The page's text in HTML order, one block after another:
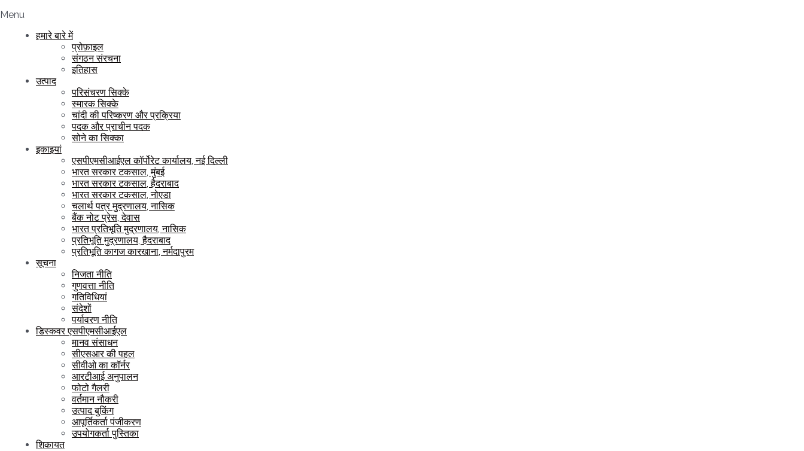
Menu
हमारे बारे में
प्रोफ़ाइल
संगठन संरचना
इतिहास
उत्पाद
परिसंचरण सिक्के
स्मारक सिक्के
चांदी की परिष्करण और प्रक्रिया
पदक और प्राचीन पदक
सोने का सिक्का
इकाइयां
एसपीएमसीआईएल कॉर्पोरेट कार्यालय, नई दिल्ली
भारत सरकार टकसाल, मुंबई
भारत सरकार टकसाल, हैदराबाद
भारत सरकार टकसाल, नोएडा
चलार्थ पत्र मुद्रणालय, नासिक
बैंक नोट प्रेस, देवास
भारत प्रतिभूति मुद्रणालय, नासिक
प्रतिभूति मुद्रणालय, हैदराबाद
प्रतिभूति कागज कारखाना, नर्मदापुरम
सूचना
निजता नीति
गुणवत्ता नीति
गतिविधियां
संदेशों
पर्यावरण नीति
डिस्कवर एसपीएमसीआईएल
मानव संसाधन
सीएसआर की पहल
सीवीओ का कॉर्नर
आरटीआई अनुपालन
फोटो गैलरी
वर्तमान नौकरी
उत्पाद बुकिंग
आपूर्तिकर्ता पंजीकरण
उपयोगकर्ता पुस्तिका
शिकायत